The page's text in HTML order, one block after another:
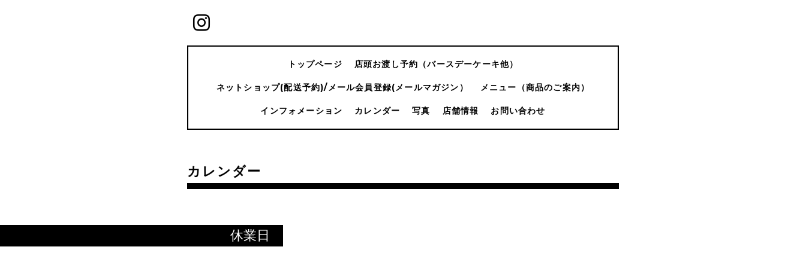
トップページ 店頭お渡し予約（バースデーケーキ他）
ネットショップ(配送予約)/メール会員登録(メールマガジン） メニュー（商品のご案内）
インフォメーション カレンダー 写真 店舗情報 お問い合わせ
カレンダー
休業日